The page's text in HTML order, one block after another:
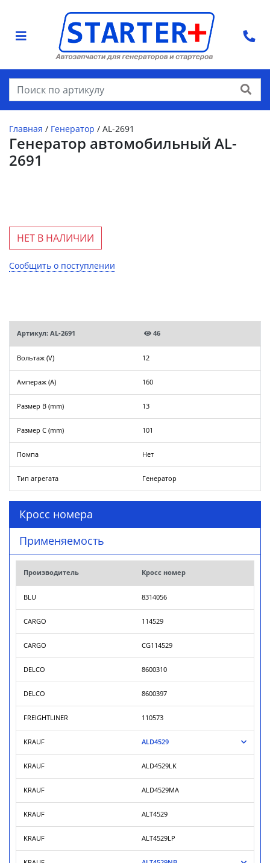
Найти
Главная / Генератор / AL-2691
Генератор автомобильный AL-
2691
НЕТ В НАЛИЧИИ
Сообщить о поступлении
Артикул: AL-2691 46
Вольтаж (V) 12
Ампераж (A) 160
Размер B (mm) 13
Размер C (mm) 101
Помпа Нет
Тип агрегата Генератор
Кросс номера
Применяемость
Производитель Кросс номер
BLU 8314056
CARGO 114529
CARGO CG114529
DELCO 8600310
DELCO 8600397
FREIGHTLINER 110573
KRAUF ALD4529
KRAUF ALD4529LK
KRAUF ALD4529MA
KRAUF ALT4529
KRAUF ALT4529LP